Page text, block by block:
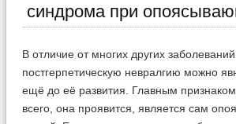
синдрома при
В отличие от многих других заболеваний,
постгерпетическую невралгию можно
ещё до её развития. Главным признаком
всего, она проявится, является сам